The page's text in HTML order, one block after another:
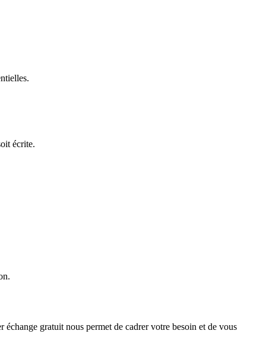
écrite.
gratuit nous permet de cadrer votre besoin et de vous